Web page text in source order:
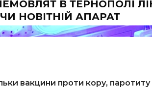
В ТЕРНОПОЛІ
НОВІТНІЙ АПАРАТ
вакцини проти кору,